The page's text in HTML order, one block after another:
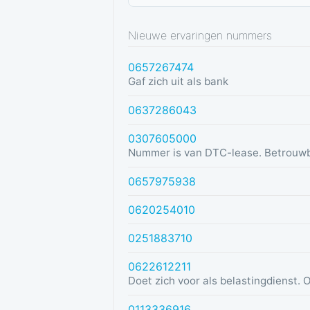
Nieuwe ervaringen nummers
0657267474
Gaf zich uit als bank
0637286043
0307605000
Nummer is van DTC-lease.
0657975938
0620254010
0251883710
0622612211